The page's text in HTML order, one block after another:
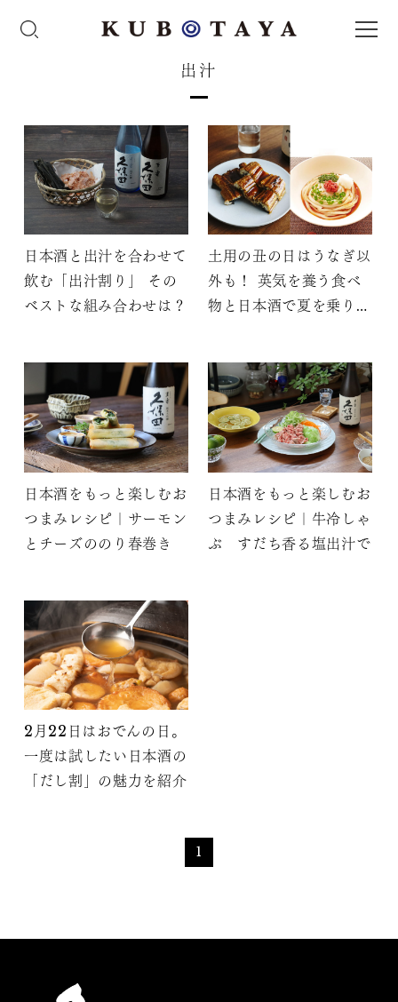
出汁
日本酒と出汁を合わせて
飲む「出汁割り」 その
ベストな組み合わせは？
土用の丑の日はうなぎ以
外も！ 英気を養う食べ
物と日本酒で夏を乗り越
日本酒をもっと楽しむお
つまみレシピ｜サーモン
とチーズののり春巻き
日本酒をもっと楽しむお
つまみレシピ｜牛冷しゃ
ぶ すだち香る塩出汁で
2月22日はおでんの日。
一度は試したい日本酒の
「だし割」の魅力を紹介
1